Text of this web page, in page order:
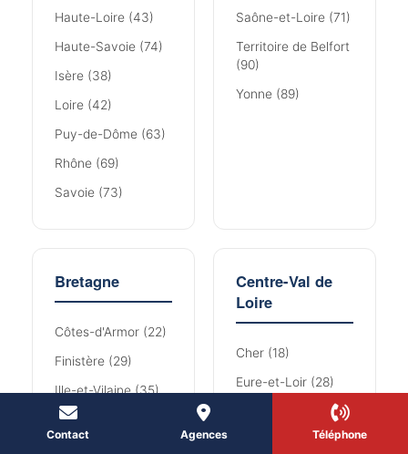
Haute-Loire (43)
Haute-Savoie (74)
Isère (38)
Loire (42)
Puy-de-Dôme (63)
Rhône (69)
Savoie (73)
Saône-et-Loire (71)
Territoire de Belfort
(90)
Yonne (89)
Bretagne
Côtes-d'Armor (22)
Finistère (29)
Ille-et-Vilaine (35)
Morbihan (56)
Centre-Val de
Loire
Cher (18)
Eure-et-Loir (28)
Indre-et-Loire (37)
Contact Agences Téléphone